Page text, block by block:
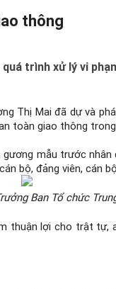
thông
trình xử lý vi
Thị Mai đã dự và
toàn giao thông
mẫu trước
bộ, đảng viên, cán
Ban Tổ chức
lợi cho trật